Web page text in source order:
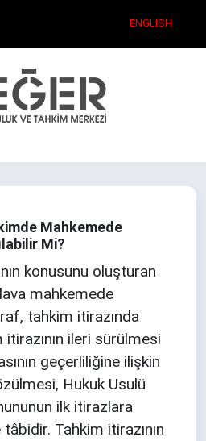
ENGLISH
Mahkemede
Mi?
konusunu oluşturan
mahkemede
tahkim itirazında
ileri sürülmesi
geçerliliğine ilişkin
Hukuk Usulü
ilk itirazlara
Tahkim itirazının